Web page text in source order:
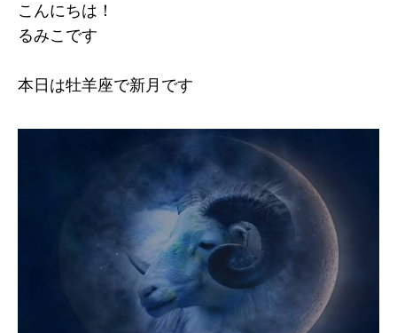
こんにちは！
るみこです
本日は牡羊座で新月です